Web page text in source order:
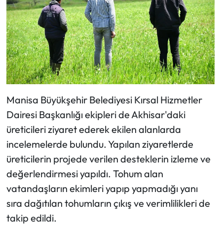
Manisa Büyükşehir Belediyesi Kırsal Hizmetler
Dairesi Başkanlığı ekipleri de Akhisar'daki
üreticileri ziyaret ederek ekilen alanlarda
incelemelerde bulundu. Yapılan ziyaretlerde
üreticilerin projede verilen desteklerin izleme ve
değerlendirmesi yapıldı. Tohum alan
vatandaşların ekimleri yapıp yapmadığı yanı
sıra dağıtılan tohumların çıkış ve verimlilikleri de
takip edildi.